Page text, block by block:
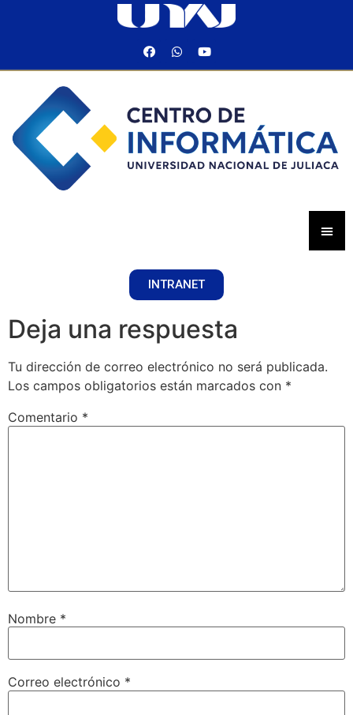
INTRANET
Deja una respuesta
Tu dirección de correo electrónico no será publicada.
Los campos obligatorios están marcados con *
Comentario *
Nombre *
Correo electrónico *